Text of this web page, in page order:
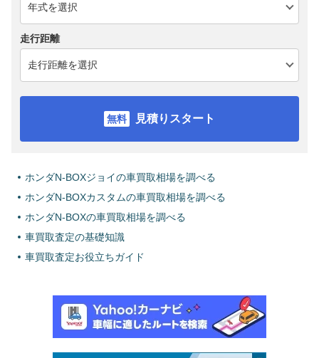
走行距離
見積りスタート
ホンダN-BOXジョイの車買取相場を調べる
ホンダN-BOXカスタムの車買取相場を調べる
ホンダN-BOXの車買取相場を調べる
車買取査定の基礎知識
車買取査定お役立ちガイド